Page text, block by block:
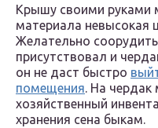
Крышу своими руками
материала невысокая
Желательно
присутствовал и
он не даст быстро
помещения. На чердак
хозяйственный
хранения сена быкам.